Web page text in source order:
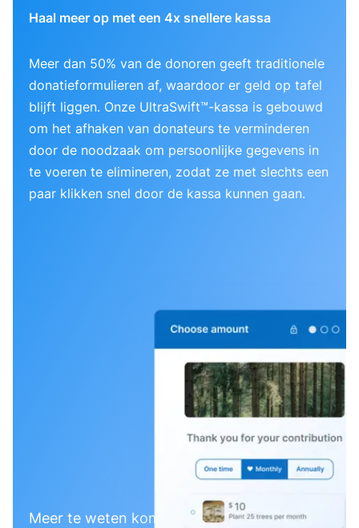
Haal meer op met een 4x snellere kassa
Meer dan 50% van de donoren geeft traditionele
donatieformulieren af, waardoor er geld op tafel
blijft liggen. Onze UltraSwift™-kassa is gebouwd
om het afhaken van donateurs te verminderen
door de noodzaak om persoonlijke gegevens in
te voeren te elimineren, zodat ze met slechts een
paar klikken snel door de kassa kunnen gaan.
Meer te weten komen